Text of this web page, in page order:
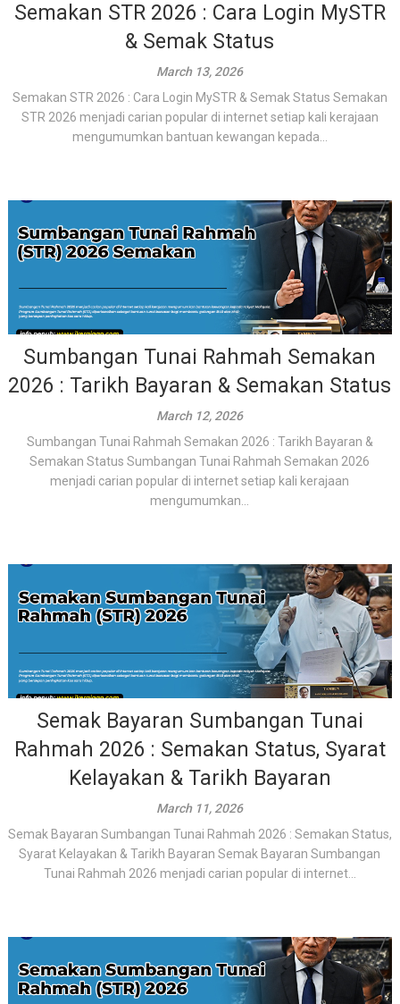
Semakan STR 2026 : Cara Login MySTR
& Semak Status
March 13, 2026
Semakan STR 2026 : Cara Login MySTR & Semak Status Semakan
STR 2026 menjadi carian popular di internet setiap kali kerajaan
mengumumkan bantuan kewangan kepada...
Sumbangan Tunai Rahmah Semakan
2026 : Tarikh Bayaran & Semakan Status
March 12, 2026
Sumbangan Tunai Rahmah Semakan 2026 : Tarikh Bayaran &
Semakan Status Sumbangan Tunai Rahmah Semakan 2026
menjadi carian popular di internet setiap kali kerajaan
mengumumkan...
Semak Bayaran Sumbangan Tunai
Rahmah 2026 : Semakan Status, Syarat
Kelayakan & Tarikh Bayaran
March 11, 2026
Semak Bayaran Sumbangan Tunai Rahmah 2026 : Semakan Status,
Syarat Kelayakan & Tarikh Bayaran Semak Bayaran Sumbangan
Tunai Rahmah 2026 menjadi carian popular di internet...